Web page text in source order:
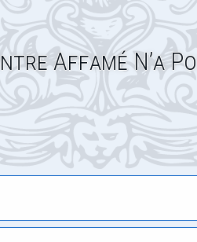
Affamé N’a